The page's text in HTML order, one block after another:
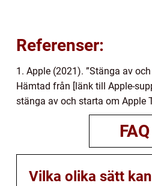
Referenser:
1. Apple (2021). ”Stänga av
Hämtad från [länk till Apple-
stänga av och starta om Apple
FAQ
Vilka olika sätt